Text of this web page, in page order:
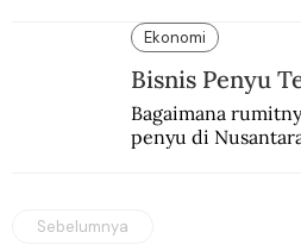
Ekonomi
Bisnis Penyu
Bagaimana
penyu di
Sebelumnya